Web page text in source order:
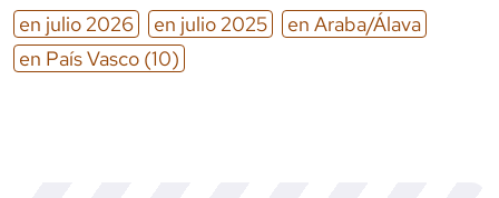
en julio 2026 en julio 2025 en Araba/Álava
en País Vasco (10)